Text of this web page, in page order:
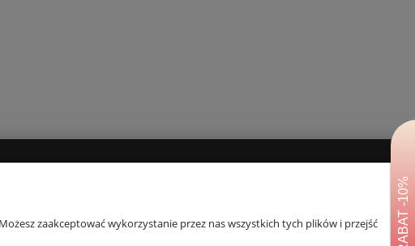
Facebook
zaakceptować wykorzystanie przez nas wszystkich tych plików i przejść